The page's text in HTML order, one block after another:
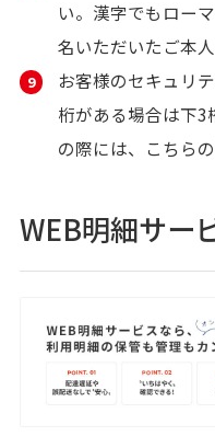
い。 漢字でもロー
名いただいたご本
お客様のセキュリ
桁がある場合は下3
の際には、こちら
WEB明細サー